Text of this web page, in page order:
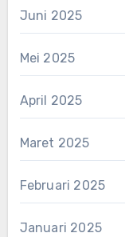
Juni 2025
Mei 2025
April 2025
Maret 2025
Februari 2025
Januari 2025